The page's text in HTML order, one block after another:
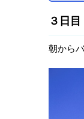
３日目
朝から